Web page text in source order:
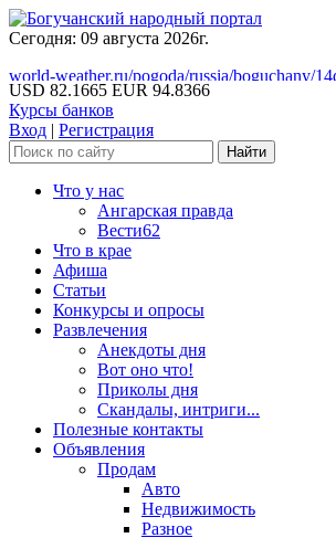
Сегодня: 09 августа 2026г.
world-weather.ru/pogoda/russia/boguchany/
USD 82.1665 EUR 94.8366
Курсы банков
Вход | Регистрация
Что у нас
Ангарская правда
Вести62
Что в крае
Афиша
Статьи
Конкурсы и опросы
Развлечения
Анекдоты дня
Вот оно что!
Приколы дня
Скандалы, интриги...
Полезные контакты
Объявления
Продам
Авто
Недвижимость
Разное